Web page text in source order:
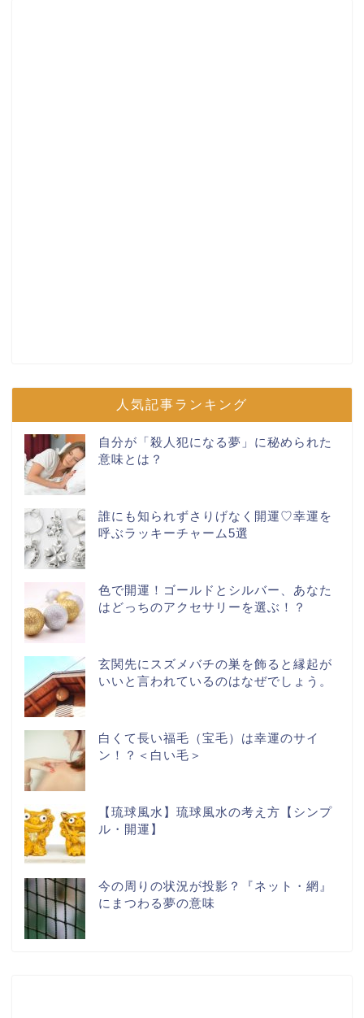
人気記事ランキング
自分が「殺人犯になる夢」に秘められた
意味とは？
誰にも知られずさりげなく開運♡幸運を
呼ぶラッキーチャーム5選
色で開運！ゴールドとシルバー、あなた
はどっちのアクセサリーを選ぶ！？
玄関先にスズメバチの巣を飾ると縁起が
いいと言われているのはなぜでしょう。
白くて長い福毛（宝毛）は幸運のサイ
ン！？＜白い毛＞
【琉球風水】琉球風水の考え方【シンプ
ル・開運】
今の周りの状況が投影？『ネット・網』
にまつわる夢の意味